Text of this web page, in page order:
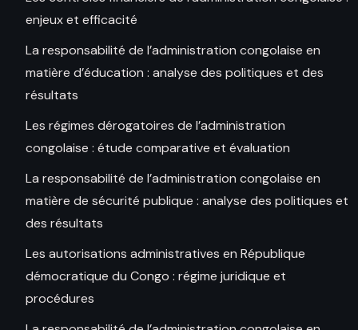
enjeux et efficacité
La responsabilité de l’administration congolaise en
matière d’éducation : analyse des politiques et des
résultats
Les régimes dérogatoires de l’administration
congolaise : étude comparative et évaluation
La responsabilité de l’administration congolaise en
matière de sécurité publique : analyse des politiques et
des résultats
Les autorisations administratives en République
démocratique du Congo : régime juridique et
procédures